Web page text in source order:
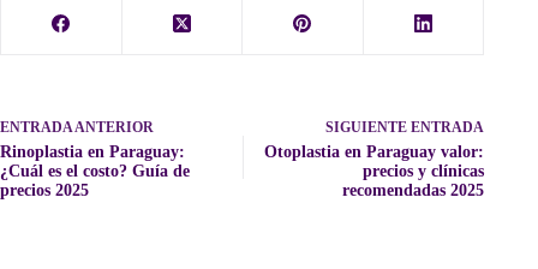
ENTRADA ANTERIOR
Rinoplastia en Paraguay:
¿Cuál es el costo? Guía de
precios 2025
SIGUIENTEENTRADA
Otoplastia en Paraguay valor:
precios y clínicas
recomendadas 2025